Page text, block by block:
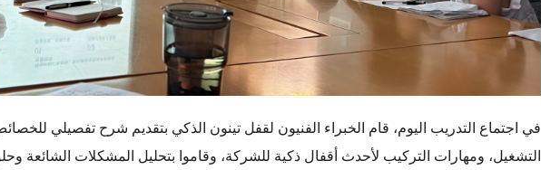
في اجتماع التدريب اليوم، قام الخبراء الفنيون لقفل تينون الذكي بتقديم شرح تفصيلي
التشغيل، ومهارات التركيب لأحدث أقفال ذكية للشركة، وقاموا بتحليل المشكلات الشائعة